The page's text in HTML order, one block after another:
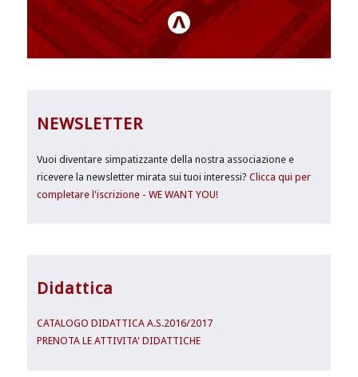
NEWSLETTER
Vuoi diventare simpatizzante della nostra associazione e
ricevere la newsletter mirata sui tuoi interessi?Clicca qui per
completare l'iscrizione - WE WANT YOU!
Didattica
CATALOGO DIDATTICA A.S.2016/2017
PRENOTA LE ATTIVITA' DIDATTICHE